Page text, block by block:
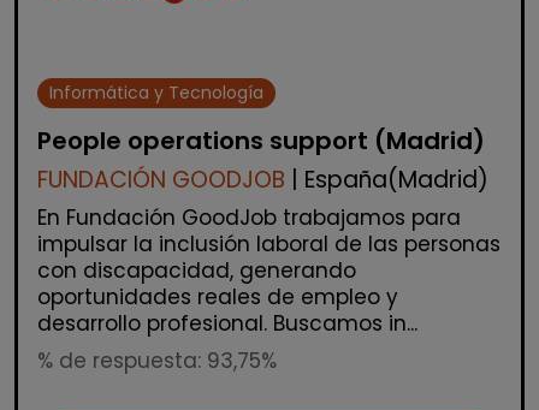
Informática y Tecnología
People operations support (Madrid)
FUNDACIÓN GOODJOB | España(Madrid)
En Fundación GoodJob trabajamos para
impulsar la inclusión laboral de las personas
con discapacidad, generando
oportunidades reales de empleo y
desarrollo profesional. Buscamos in...
% de respuesta: 93,75%